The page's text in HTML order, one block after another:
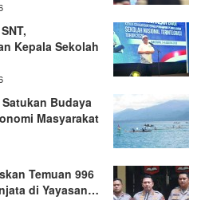
Kepala Sekolah
Budaya
Masyarakat
Temuan 996
di Yayasan…